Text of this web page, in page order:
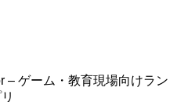
– ゲーム・教育現場向けラン